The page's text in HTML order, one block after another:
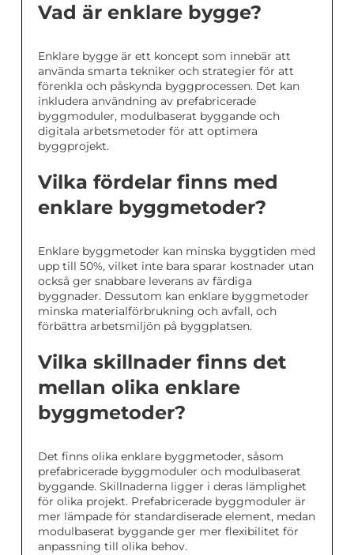
Vad är enklare bygge?
Enklare bygge är ett koncept som innebär att
använda smarta tekniker och strategier för att
förenkla och påskynda byggprocessen. Det kan
inkludera användning av prefabricerade
byggmoduler, modulbaserat byggande och
digitala arbetsmetoder för att optimera
byggprojekt.
Vilka fördelar finns med
enklare byggmetoder?
Enklare byggmetoder kan minska byggtiden med
upp till 50%, vilket inte bara sparar kostnader utan
också ger snabbare leverans av färdiga
byggnader. Dessutom kan enklare byggmetoder
minska materialförbrukning och avfall, och
förbättra arbetsmiljön på byggplatsen.
Vilka skillnader finns det
mellan olika enklare
byggmetoder?
Det finns olika enklare byggmetoder, såsom
prefabricerade byggmoduler och modulbaserat
byggande. Skillnaderna ligger i deras lämplighet
för olika projekt. Prefabricerade byggmoduler är
mer lämpade för standardiserade element, medan
modulbaserat byggande ger mer flexibilitet för
anpassning till olika behov.